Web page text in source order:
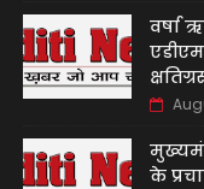
वर्षा
के